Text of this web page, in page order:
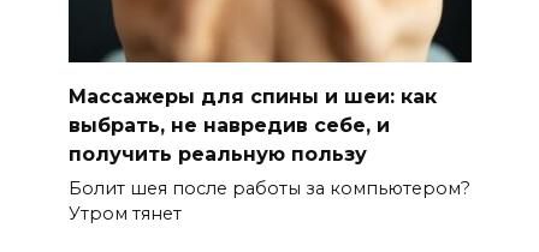
Массажеры для спины и шеи: как
выбрать, не навредив себе, и
получить реальную пользу
Болит шея после работы за компьютером?
Утром тянет